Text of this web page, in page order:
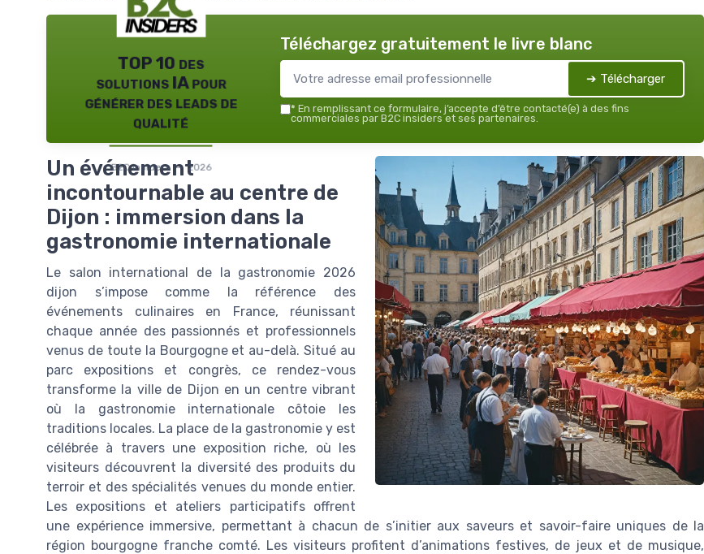
TOP 10 des
solutions IA pour
générer des leads de
qualité
B2C insiders — 2026
Téléchargez gratuitement le livre blanc
➔ Télécharger
* En remplissant ce formulaire, j’accepte d’être contacté(e) à des fins
commerciales par B2C insiders et ses partenaires.
Un événement
incontournable au centre de
Dijon : immersion dans la
gastronomie internationale
Le salon international de la gastronomie 2026
dijon s’impose comme la référence des
événements culinaires en France, réunissant
chaque année des passionnés et professionnels
venus de toute la Bourgogne et au-delà. Situé au
parc expositions et congrès, ce rendez-vous
transforme la ville de Dijon en un centre vibrant
où la gastronomie internationale côtoie les
traditions locales. La place de la gastronomie y est
célébrée à travers une exposition riche, où les
visiteurs découvrent la diversité des produits du
terroir et des spécialités venues du monde entier.
Les expositions et ateliers participatifs offrent
une expérience immersive, permettant à chacun de s’initier aux saveurs et savoir-faire uniques de la
région bourgogne franche comté. Les visiteurs profitent d’animations festives, de jeux et de musique,